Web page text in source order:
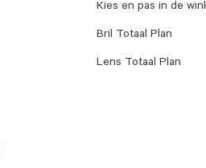
Kies en pas in de
Bril Totaal Plan
Lens Totaal Plan